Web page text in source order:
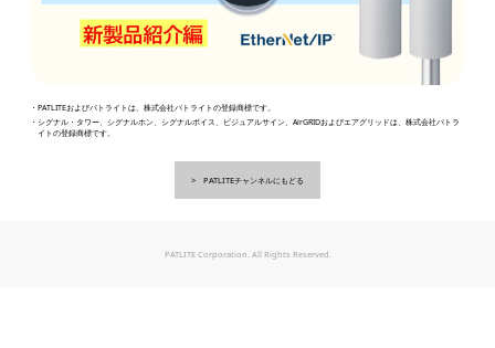
・PATLITEおよびパトライトは、株式会社パトライトの登録商標です。
・シグナル・タワー、シグナルホン、シグナルボイス、ビジュアルサイン、AirGRIDおよびエアグリッドは、株式会社パトラ
イトの登録商標です。
PATLITEチャンネルにもどる
PATLITE Corporation. All Rights Reserved.